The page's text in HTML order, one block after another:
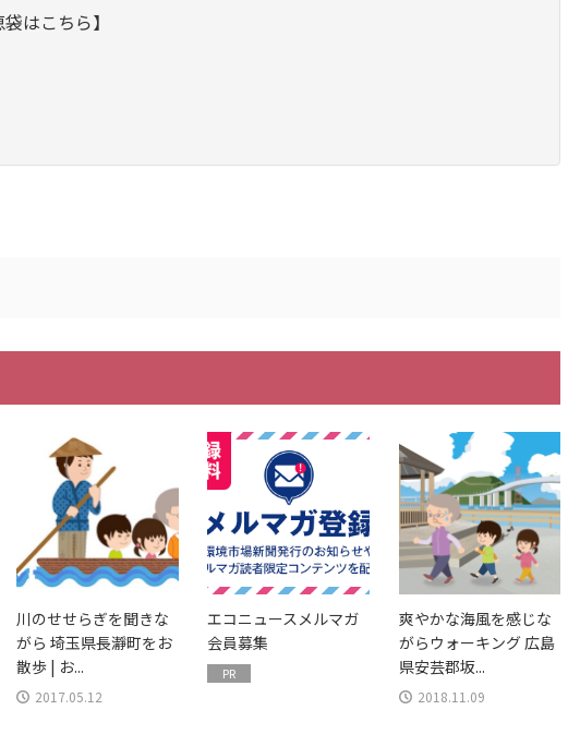
はこちら】
川のせせらぎを聞きな
がら 埼玉県長瀞町をお
散歩 | お...
2017.05.12
エコニュースメルマガ
会員募集
PR
爽やかな海風を感じな
がらウォーキング 広島
県安芸郡坂...
2018.11.09